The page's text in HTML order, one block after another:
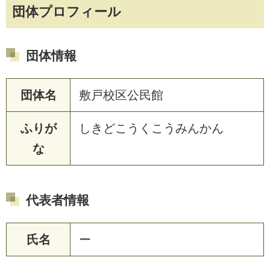
団体プロフィール
団体情報
団体名 敷戸校区公民館
ふりが
な
しきどこうくこうみんかん
代表者情報
氏名 ー